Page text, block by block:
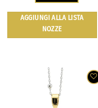
AGGIUNGI ALLA LISTA
NOZZE